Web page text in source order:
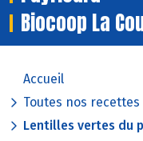
Biocoop La
Accueil
Toutes nos recettes
Lentilles vertes du